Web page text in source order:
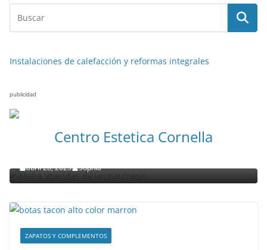
Instalaciones de calefacción y reformas integrales
publicidad
Centro Estetica Cornella
abril 28, 2023 Sophia
ZAPATOS Y COMPLEMENTOS